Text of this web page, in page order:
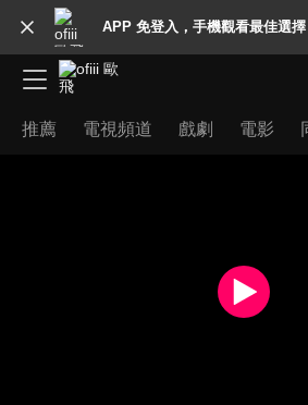
APP 免登入，手機觀看最佳選擇
推薦 電視頻道 戲劇 電影